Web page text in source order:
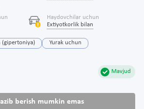
Haydovchilar uchun
Extiyotkorlik bilan
(gipertoniya) Yurak uchun
Mavjud
berish mumkin emas